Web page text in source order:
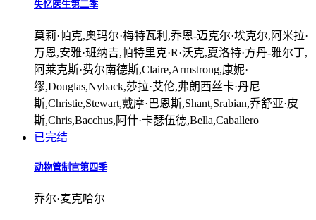
失忆医生第二季
莫莉·帕克,奥玛尔·梅特瓦利,乔恩-迈克尔·埃克尔,阿米拉·
万恩,安雅·班纳吉,帕特里克·R·沃克,夏洛特·方丹-雅尔丁,
阿莱克斯·费尔南德斯,Claire,Armstrong,康妮·
缪,Douglas,Nyback,莎拉·艾伦,弗朗西丝卡·丹尼
斯,Christie,Stewart,戴摩·巴恩斯,Shant,Srabian,乔舒亚·皮
斯,Chris,Bacchus,阿什·卡瑟伍德,Bella,Caballero
已完结
动物管制官第四季
乔尔·麦克哈尔